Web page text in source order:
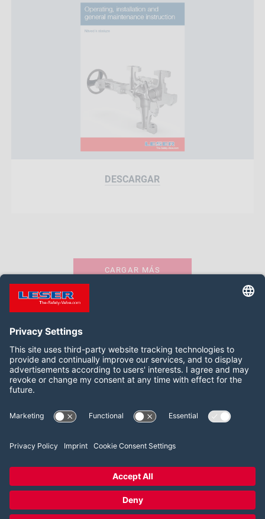
DESCARGAR
CARGAR MÁS
Síganos:
LinkedIn
Términos y condiciones
Política de privacidad
Configuración del consentimiento de las cookies